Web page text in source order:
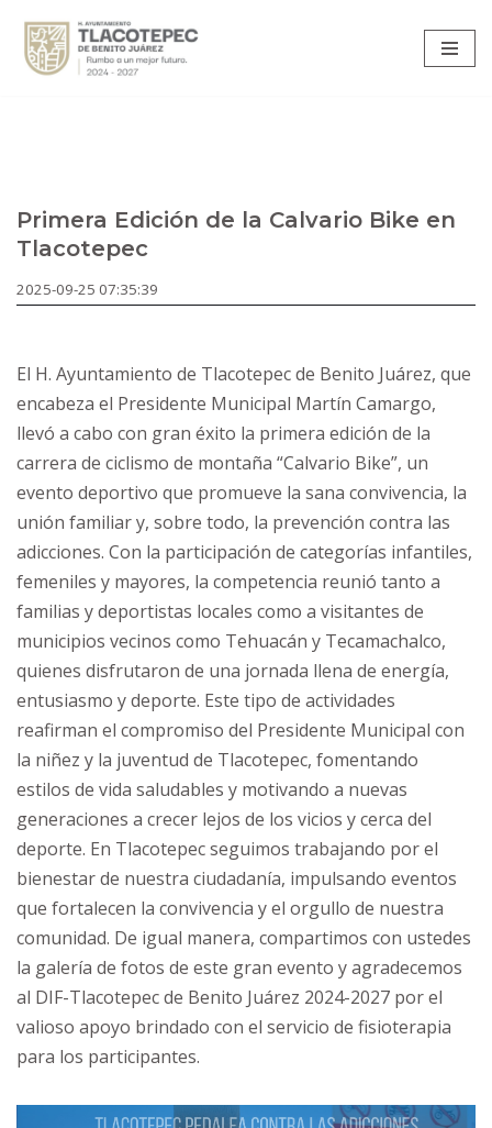
Saltar
Primera Edición de la Calvario Bike en
Tlacotepec
2025-09-25 07:35:39
El H. Ayuntamiento de Tlacotepec de Benito Juárez, que
encabeza el Presidente Municipal Martín Camargo,
llevó a cabo con gran éxito la primera edición de la
carrera de ciclismo de montaña “Calvario Bike”, un
evento deportivo que promueve la sana convivencia, la
unión familiar y, sobre todo, la prevención contra las
adicciones. Con la participación de categorías infantiles,
femeniles y mayores, la competencia reunió tanto a
familias y deportistas locales como a visitantes de
municipios vecinos como Tehuacán y Tecamachalco,
quienes disfrutaron de una jornada llena de energía,
entusiasmo y deporte. Este tipo de actividades
reafirman el compromiso del Presidente Municipal con
la niñez y la juventud de Tlacotepec, fomentando
estilos de vida saludables y motivando a nuevas
generaciones a crecer lejos de los vicios y cerca del
deporte. En Tlacotepec seguimos trabajando por el
bienestar de nuestra ciudadanía, impulsando eventos
que fortalecen la convivencia y el orgullo de nuestra
comunidad. De igual manera, compartimos con ustedes
la galería de fotos de este gran evento y agradecemos
al DIF-Tlacotepec de Benito Juárez 2024-2027 por el
valioso apoyo brindado con el servicio de fisioterapia
para los participantes.